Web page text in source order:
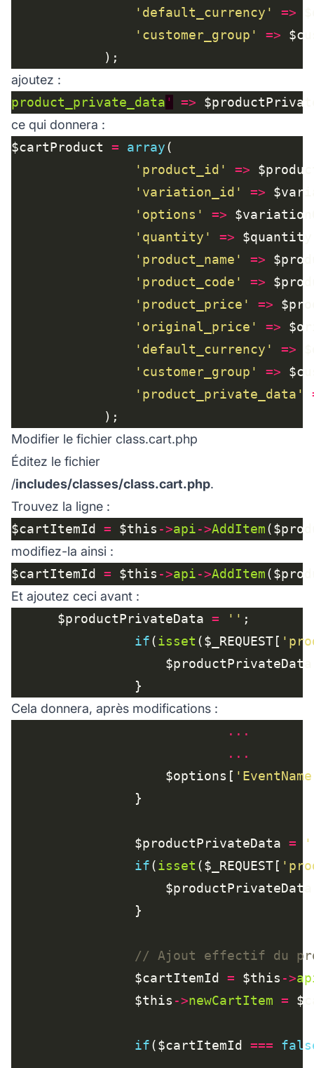
'default_currency'
=>
'customer_group'
=>
ajoutez :
product_private_data '
=>
ce qui donnera :
$cartProduct = array
'product_id'
=>
'variation_id'
=>
'options'
=>
'quantity'
=>
'product_name'
=>
'product_code'
=>
'product_price'
=>
'original_price'
=>
'default_currency'
=>
'customer_group'
=>
'product_private_data'
Modifier le fichier class.cart.php
Éditez le fichier
/includes/classes/class.cart.php.
Trouvez la ligne :
$cartItemId = $this ->api->AddItem
modifiez-la ainsi :
$cartItemId = $this ->api->AddItem
Et ajoutez ceci avant :
      $productPrivateData
= ''
if(isset ($_REQUEST[
Cela donnera, après modifications :
...
...
    				$options[
    			$productPrivateData
=
if(isset ($_REQUEST[
    			$cartItemId
= $this ->
    			$this
->newCartItem =
if($cartItemId ===